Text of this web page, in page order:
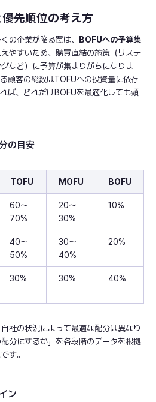
先順位の考え方
の企業が陥る罠は、
BOFUへの予算集
やすいため、購買直結の施策（リステ
など）に予算が集まりがちになりま
顧客の総数はTOFUへの投資量に依存
ば、どれだけBOFUを最適化しても頭
の目安
TOFU MOFU BOFU
60〜
70%
20〜
30%
10%
40〜
50%
30〜
40%
20%
30% 30% 40%
社の状況によって最適な配分は異なり
分にするか」を各段階のデータを根拠
す。
ン